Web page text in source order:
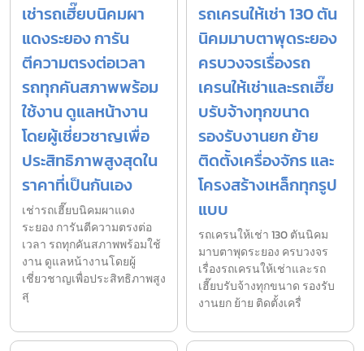
เช่ารถเฮี๊ยบนิคมผา
แดงระยอง การัน
ตีความตรงต่อเวลา
รถทุกคันสภาพพร้อม
ใช้งาน ดูแลหน้างาน
โดยผู้เชี่ยวชาญเพื่อ
ประสิทธิภาพสูงสุดใน
ราคาที่เป็นกันเอง
เช่ารถเฮี๊ยบนิคมผาแดง
ระยอง การันตีความตรงต่อ
เวลา รถทุกคันสภาพพร้อมใช้
งาน ดูแลหน้างานโดยผู้
เชี่ยวชาญเพื่อประสิทธิภาพสูง
สุ
รถเครนให้เช่า 130 ตัน
นิคมมาบตาพุดระยอง
ครบวงจรเรื่องรถ
เครนให้เช่าและรถเฮี๊ย
บรับจ้างทุกขนาด
รองรับงานยก ย้าย
ติดตั้งเครื่องจักร และ
โครงสร้างเหล็กทุกรูป
แบบ
รถเครนให้เช่า 130 ตันนิคม
มาบตาพุดระยอง ครบวงจร
เรื่องรถเครนให้เช่าและรถ
เฮี๊ยบรับจ้างทุกขนาด รองรับ
งานยก ย้าย ติดตั้งเครื่